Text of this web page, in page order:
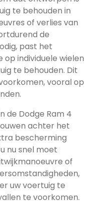
te behouden in
of verlies van
de
past het
individuele wielen
te behouden. Dit
vooral op
de Dodge Ram 4
achter het
bescherming
nu snel moet
of
uw voertuig te
te voorkomen.